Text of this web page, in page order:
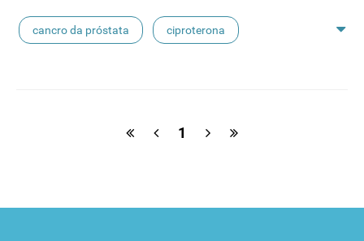
meningioma
cancro da próstata ciproterona
1